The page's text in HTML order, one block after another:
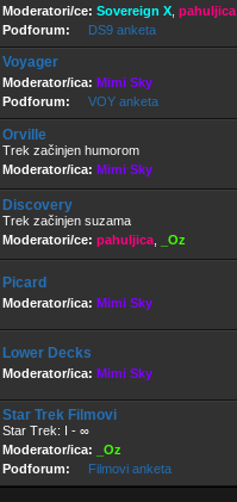
Moderatori/ce: Sovereign X pahuljica
Podforum:
DS9 anketa
Voyager
Moderator/ica: Mimi Sky
Podforum:
VOY anketa
Orville
Trek začinjen humorom
Moderator/ica: Mimi Sky
Discovery
Trek začinjen suzama
Moderatori/ce: pahuljica _Oz
Picard
Moderator/ica: Mimi Sky
Lower Decks
Moderator/ica: Mimi Sky
Star Trek Filmovi
Star Trek: I - ∞
Moderator/ica:
_Oz
Podforum:
Filmovi anketa